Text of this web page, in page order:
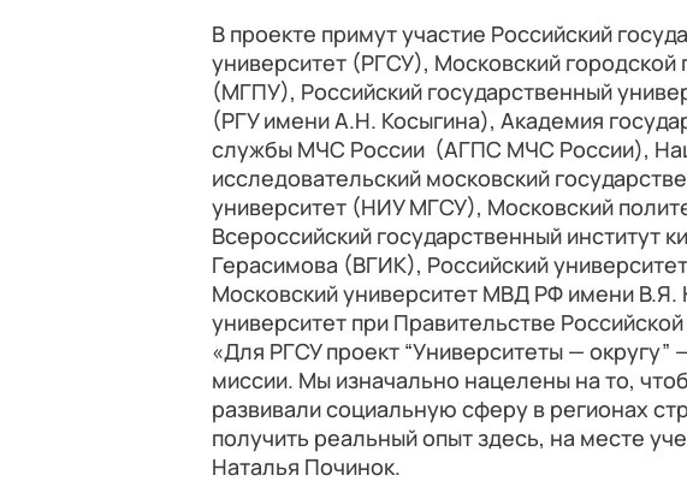
В проекте примут участие Российский
университет (РГСУ), Московский городской
(МГПУ), Российский государственный
(РГУ имени А.Н. Косыгина), Академия
службы МЧС России (АГПС МЧС России),
исследовательский московский
университет (НИУ МГСУ), Московский
Всероссийский государственный институт
Герасимова (ВГИК), Российский
Московский университет МВД РФ имени В.Я.
университет при Правительстве
«Для РГСУ проект “Университеты —
миссии. Мы изначально нацелены на то,
развивали социальную сферу в регионах
получить реальный опыт здесь, на месте
Наталья Починок.